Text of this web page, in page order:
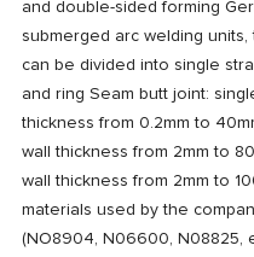
and double-sided forming
submerged arc welding
can be divided into single
and ring Seam butt joint:
thickness from 0.2mm to
wall thickness from 2mm to
wall thickness from 2mm to
materials used by the
(NO8904, N06600, N08825,